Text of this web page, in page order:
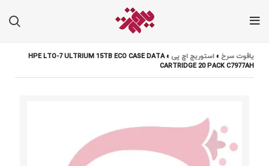
یاقوت سرخ »استوریج اچ پی »
HPE LTO-7 ULTRIUM 15TB ECO CASE DATA
CARTRIDGE 20 PACK C7977AH